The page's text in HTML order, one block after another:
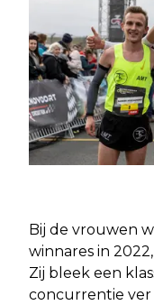
Bij de vrouwen
winnares in
Zij bleek een
concurrentie ver